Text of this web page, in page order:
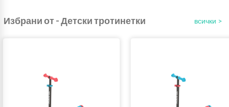
Избрани от - Детски тротинетки всички >